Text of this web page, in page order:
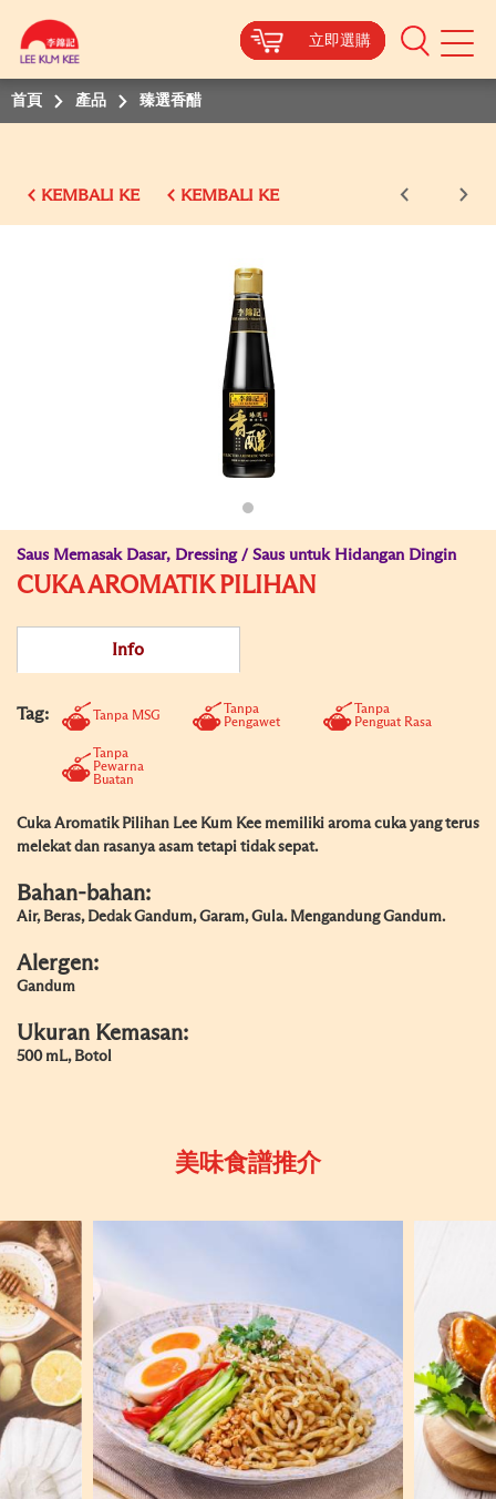
立即選購
Mobile
立即選購
立即選購
立即選購
立即選購
立即選購
立即選購
首頁 產品 臻選香醋
KEMBALI KE KEMBALI KE
Saus Memasak Dasar, Dressing / Saus untuk Hidangan Dingin
CUKA AROMATIK PILIHAN
Info
Tag: Tanpa MSG
Tanpa
Pengawet
Tanpa
Penguat Rasa
Tanpa
Pewarna
Buatan
Cuka Aromatik Pilihan Lee Kum Kee memiliki aroma cuka yang terus
melekat dan rasanya asam tetapi tidak sepat.
Bahan-bahan:
Air, Beras, Dedak Gandum, Garam, Gula. Mengandung Gandum.
Alergen:
Gandum
Ukuran Kemasan:
500 mL, Botol
美味食譜推介